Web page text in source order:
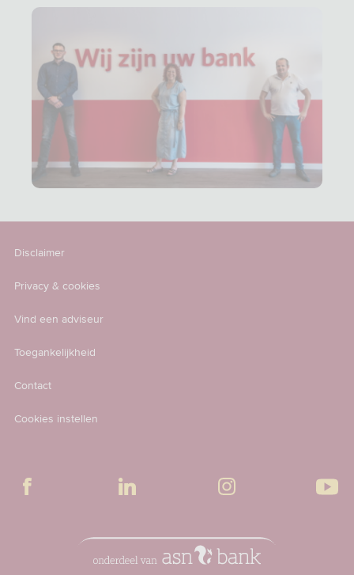
Disclaimer
Privacy & cookies
Vind een adviseur
Toegankelijkheid
Contact
Cookies instellen